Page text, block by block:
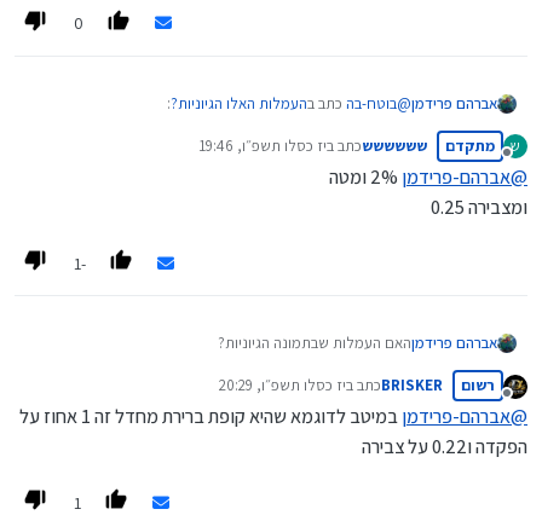
0
אברהם פרידמן@בוטח-בה כתב בהעמלות האלו הגיוניות?:
זה דמי ניהול די גבוהים
כמה אחוזים זה טוב שאני יכול לומר להם שאם הם לא מורידים לי
ש
מנותק
מתקדם ששששששכתב ביז כסלו תשפ״ו, 19:46
נערך לאחרונה על ידי
@אברהם-פרידמן
ומצבירה 0.25
-1
אברהם פרידמןהאם העמלות שבתמונה הגיוניות?
מנותק
רשום BRISKERכתב ביז כסלו תשפ״ו, 20:29
נערך לאחרונה על ידי
@אברהם-פרידמן
במיטב לדוגמא שהיא קופת ברירת מחדל זה 1 אחוז על
הפקדה ו0.22 על צבירה
1